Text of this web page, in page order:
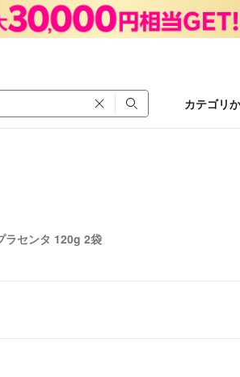
カテゴリ
ラセンタ 120g 2袋